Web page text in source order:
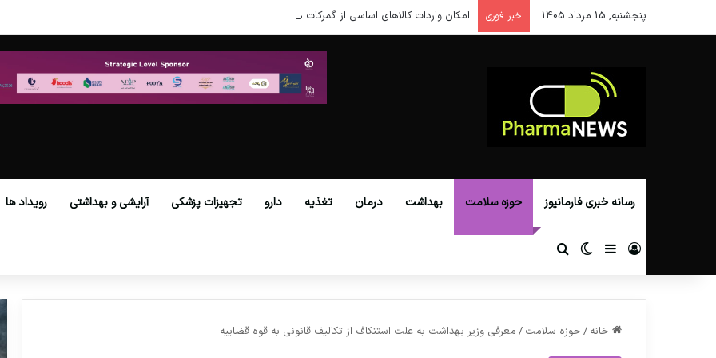
پنجشنبه, 15 مرداد 1405 خبر فوری امکان واردات کالاهای اساسی از گمرکات همه استان‌ها فراهم شد.
رسانه خبری فارمانیوز حوزه سلامت بهداشت درمان تغذیه دارو تجهیزات پزشکی آرایشی و بهداشتی رویداد ها
ورود سایدبارتغییر پوسته
خانه / حوزه سلامت / معرفی وزیر بهداشت به علت استنکاف از تکالیف قانونی به قوه قضاییه